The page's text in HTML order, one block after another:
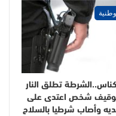
وطنية
تطلق النار
شخص اعتدى على
وأصاب شرطيا بالسلاح